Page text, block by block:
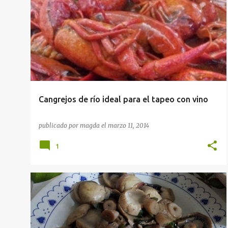
Cangrejos de río ideal para el tapeo con vino
publicado por magda el marzo 11, 2014
APERITIVOS RECETAS
1
APERITIVOS VEGETARIANO